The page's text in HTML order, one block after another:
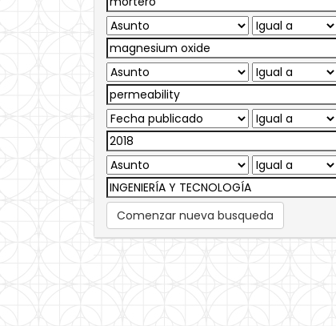
Comenzar nueva busqueda